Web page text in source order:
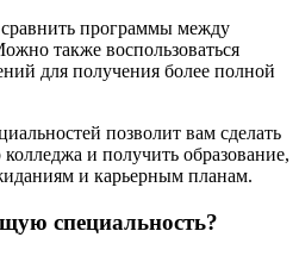
программы между
также воспользоваться
для получения более полной
позволит вам сделать
и получить образование,
и карьерным планам.
специальность?